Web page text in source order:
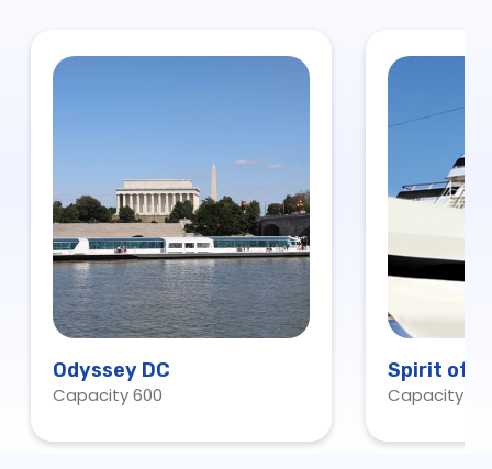
Odyssey DC
Capacity 600
Spirit of
Capacity